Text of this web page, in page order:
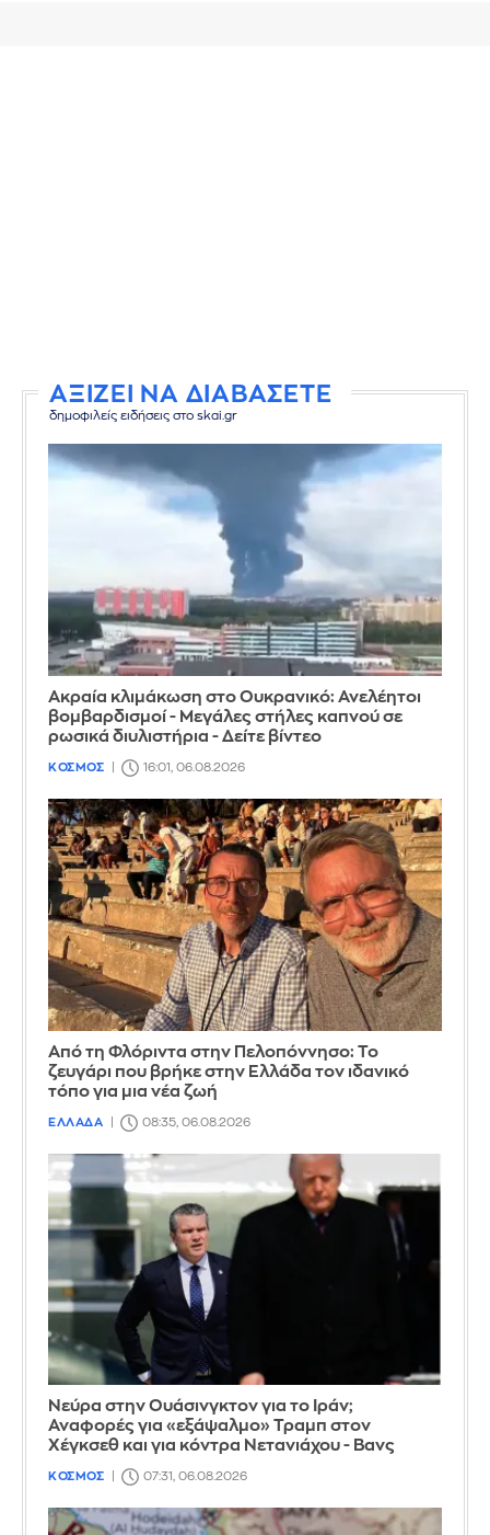
ΑΞΙΖΕΙ ΝΑ ΔΙΑΒΑΣΕΤΕ
δημοφιλείς ειδήσεις στο skai.gr
Ακραία κλιμάκωση στο Ουκρανικό: Ανελέητοι
βομβαρδισμοί - Μεγάλες στήλες καπνού σε
ρωσικά διυλιστήρια - Δείτε βίντεο
ΚΟΣΜΟΣ 16:01, 06.08.2026
Από τη Φλόριντα στην Πελοπόννησο: Το
ζευγάρι που βρήκε στην Ελλάδα τον ιδανικό
τόπο για μια νέα ζωή
ΕΛΛΑΔΑ 08:35, 06.08.2026
Νεύρα στην Ουάσινγκτον για το Ιράν;
Αναφορές για «εξάψαλμο» Τραμπ στον
Χέγκσεθ και για κόντρα Νετανιάχου - Βανς
ΚΟΣΜΟΣ 07:31, 06.08.2026